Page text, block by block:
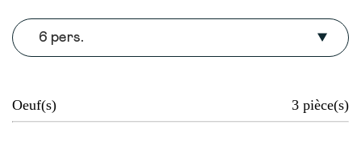
6 pers.
Oeuf(s) 3 pièce(s)